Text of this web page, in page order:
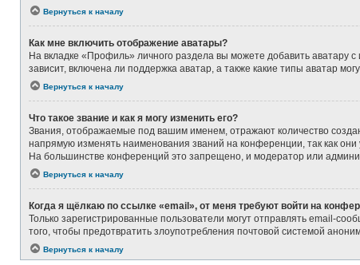
Вернуться к началу
Как мне включить отображение аватары?
На вкладке «Профиль» личного раздела вы можете добавить аватару
зависит, включена ли поддержка аватар, а также какие типы аватар
Вернуться к началу
Что такое звание и как я могу изменить его?
Звания, отображаемые под вашим именем, отражают количество
напрямую изменять наименования званий на конференции, так как
На большинстве конференций это запрещено, и модератор или
Вернуться к началу
Когда я щёлкаю по ссылке «email», от меня требуют войти на
Только зарегистрированные пользователи могут отправлять email-
того, чтобы предотвратить злоупотребления почтовой системой
Вернуться к началу